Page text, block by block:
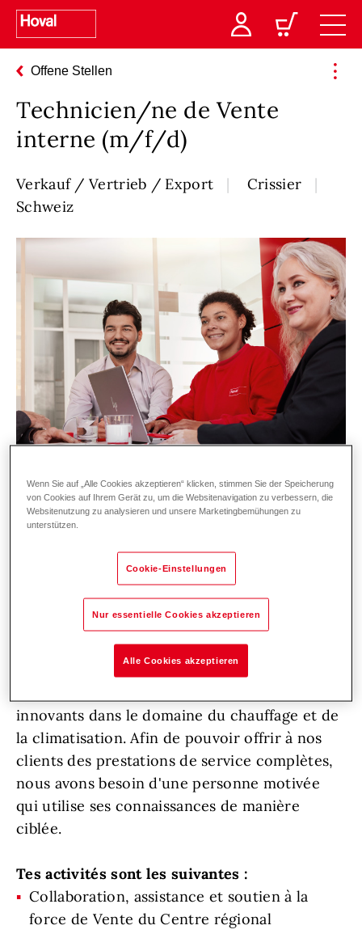
Offene Stellen
Technicien/ne de Vente
interne (m/f/d)
Verkauf / Vertrieb / Export
Crissier
Schweiz
Pour notre centre régional de Crissier, nous
recherchons un ou uneTechnicien/ne de
interne pour nos systèmes de
chauffage et de ventilation !
En tant qu'entreprise technologique leader,
Hoval suscite l'enthousiasme depuis des
innovants dans le domaine du chauffage et de
la climatisation. Afin de pouvoir offrir à nos
clients des prestations de service complètes,
nous avons besoin d'une personne motivée
qui utilise ses connaissances de manière
ciblée.
Tesactivités sont les suivantes :
Collaboration, assistance et soutien à la
force de Vente du Centre régional
Wenn Sie auf „Alle Cookies akzeptieren“ klicken, stimmen Sie der Speicherung
von Cookies auf Ihrem Gerät zu, um die Websitenavigation zu verbessern, die
Websitenutzung zu analysieren und unsere Marketingbemühungen zu
unterstützen.
Cookie-Einstellungen
Nur essentielle Cookies akzeptieren
Alle Cookies akzeptieren